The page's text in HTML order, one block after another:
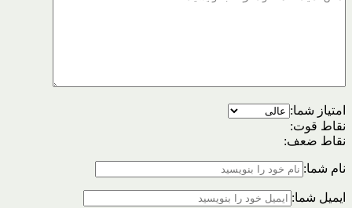
امتیاز شما:
نقاط قوت:
نقاط ضعف:
نام شما:
ایمیل شما: